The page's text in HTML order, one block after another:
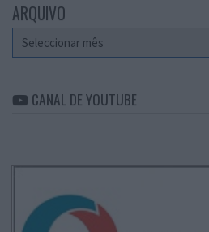
ARQUIVO
Arquivo
CANAL DE YOUTUBE